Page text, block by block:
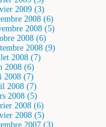
2009 (3)
2008 (6)
2008 (5)
2008 (6)
2008 (9)
2008 (7)
2008 (6)
2008 (7)
2008 (7)
2008 (5)
2008 (6)
2008 (5)
2007 (3)